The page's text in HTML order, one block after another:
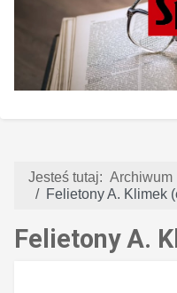
Jesteś tutaj: Archiwum
Felietony A. Klimek
Felietony A.